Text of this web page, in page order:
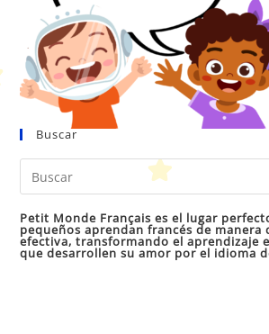
Buscar
Petit Monde Français es el lugar
pequeños aprendan francés de manera
efectiva, transformando el aprendizaje
que desarrollen su amor por el idioma